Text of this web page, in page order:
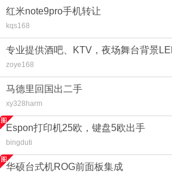
红米note9pro手机转让
kqs168
专业提供酒吧、KTV，夜场舞台背景
zoye168
马德里回国出二手
xy328harm
Espon打印机25欧，键盘5欧出手
bingduti
华硕台式机ROG前面板集成